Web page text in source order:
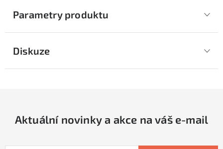
Parametry produktu
Diskuze
Aktuální novinky a akce na váš e-mail